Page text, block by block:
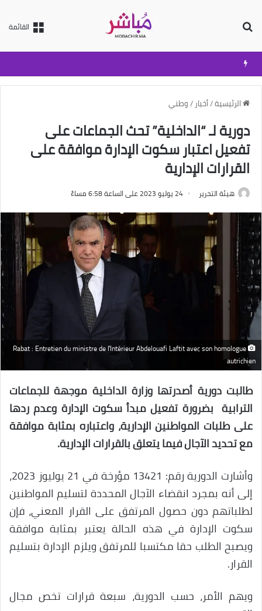
القائمة
الرئيسية/أخبار /وطني
دورية لـ “الداخلية” تحث الجماعات على
تفعيل اعتبار سكوت الإدارة موافقة على
القرارات الإدارية
هيئة التحرير 24 يوليو 2023 على الساعة 6:58 مساءً
Rabat : Entretien du ministre de l'Intérieur Abdelouafi Laftit avec son homologue
autrichien
طالبت دورية أصدرتها وزارة الداخلية موجهة للجماعات
الترابية بضرورة تفعيل مبدأ سكوت الإدارة وعدم ردها
على طلبات المواطنين الإدارية، واعتباره بمثابة موافقة
مع تحديد الآجال فيما يتعلق بالقرارات الإدارية.
وأشارت الدورية رقم: 13421 مؤرخة في 21 يوليوز 2023،
إلى أنه بمجرد انقضاء الآجال المحددة لتسليم المواطنين
لطلباتهم دون حصول المرتفق على القرار المعني، فإن
سكوت الإدارة في هذه الحالة يعتبر بمثابة موافقة
ويصبح الطلب حقا مكتسبا للمرتفق ويلزم الإدارة بتسليم
القرار.
ويهم الأمر، حسب الدورية، سبعة قرارات تخص مجال